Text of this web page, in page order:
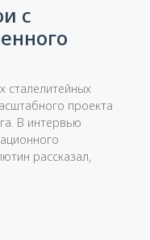
с
сталелитейных
проекта
В интервью
рассказал,